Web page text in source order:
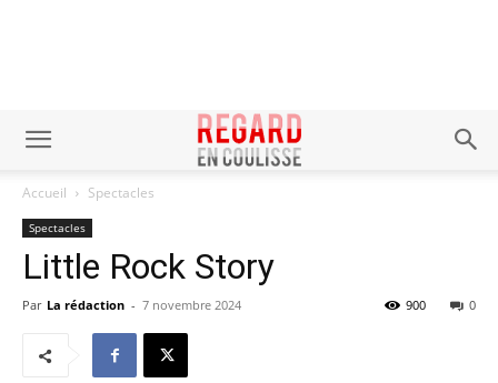
Accueil Spectacles
Spectacles
Little Rock Story
Par La rédaction - 7 novembre 2024 0
900